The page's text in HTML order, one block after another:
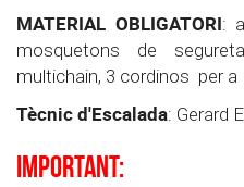
MATERIAL OBLIGATORI:
mosquetons de
multichain, 3 cordinos per
Tècnic d'Escalada: Gerard
IMPORTANT: